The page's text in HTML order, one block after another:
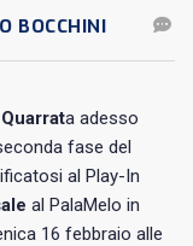
BOCCHINI
a adesso
fase del
al Play-In
al PalaMelo in
16 febbraio alle